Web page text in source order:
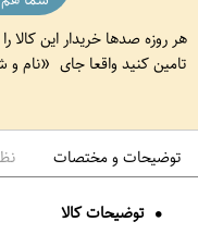
هر روزه صدها خریدار این کالا
تامین کنید واقعا جای
نام و
توضیحات و مختصات
توضیحات کالا